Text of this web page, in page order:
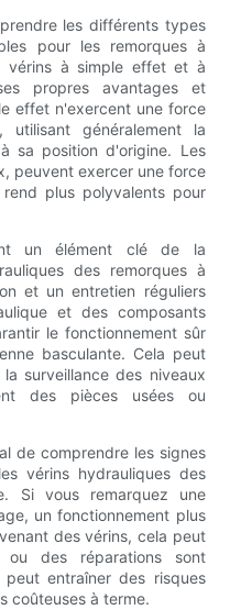
les différents types
pour les remorques à
vérins à simple effet et à
propres avantages et
effet n'exercent une force
généralement la
sa position d'origine. Les
peuvent exercer une force
plus polyvalents pour
un élément clé de la
des remorques à
et un entretien réguliers
et des composants
le fonctionnement sûr
basculante. Cela peut
surveillance des niveaux
des pièces usées ou
de comprendre les signes
vérins hydrauliques des
Si vous remarquez une
un fonctionnement plus
des vérins, cela peut
des réparations sont
peut entraîner des risques
coûteuses à terme.